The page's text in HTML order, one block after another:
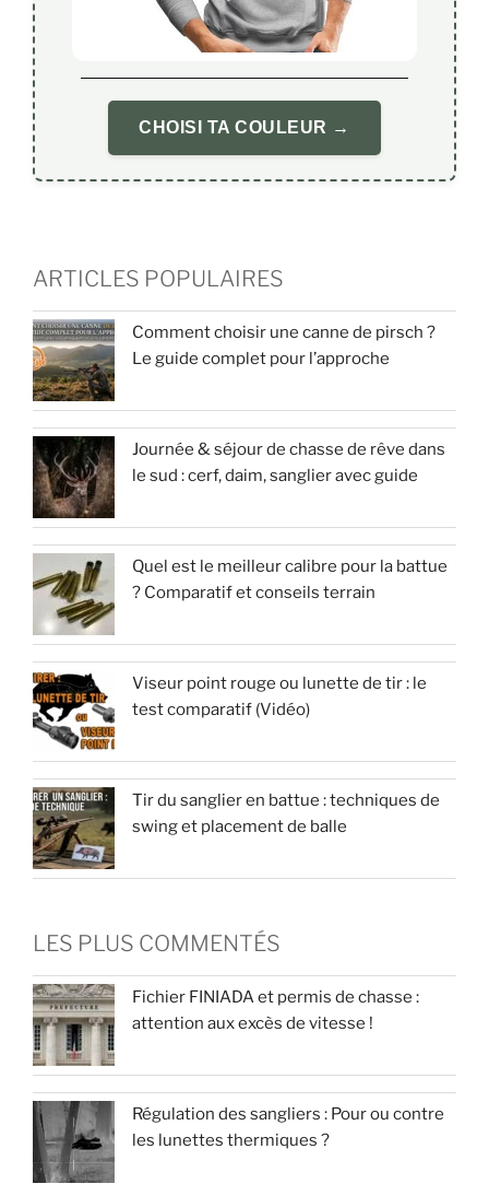
CHOISI TA COULEUR →
ARTICLES POPULAIRES
Comment choisir une canne de pirsch ?
Le guide complet pour l’approche
Journée & séjour de chasse de rêve dans
le sud : cerf, daim, sanglier avec guide
Quel est le meilleur calibre pour la battue
? Comparatif et conseils terrain
Viseur point rouge ou lunette de tir : le
test comparatif (Vidéo)
Tir du sanglier en battue : techniques de
swing et placement de balle
LES PLUS COMMENTÉS
Fichier FINIADA et permis de chasse :
attention aux excès de vitesse !
Régulation des sangliers : Pour ou contre
les lunettes thermiques ?